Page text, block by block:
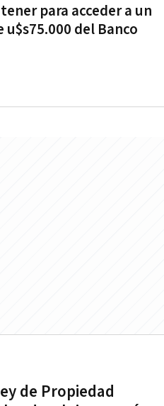
para acceder a un
del Banco
de Propiedad